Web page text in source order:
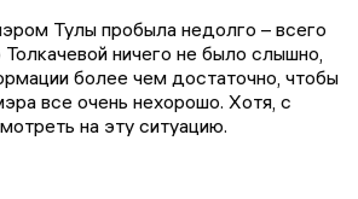
Тулы пробыла недолго – всего
ничего не было слышно,
более чем достаточно, чтобы
все очень нехорошо. Хотя, с
на эту ситуацию.